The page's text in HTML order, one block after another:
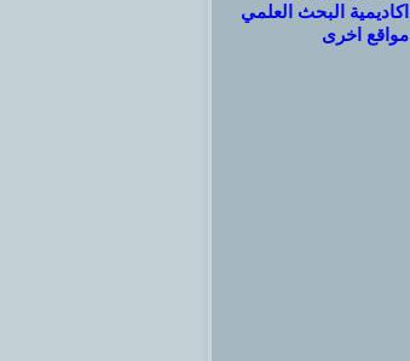
اكاديمية البحث العلمي
مواقع اخرى